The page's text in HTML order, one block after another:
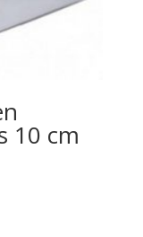
10 cm